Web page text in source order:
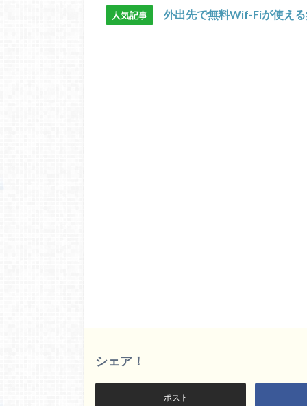
人気記事 外出先で無料Wif-Fiが使え
シェア！
ポスト